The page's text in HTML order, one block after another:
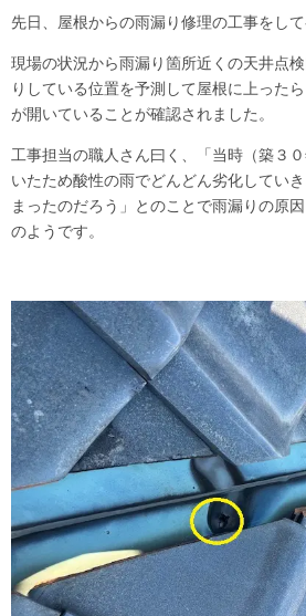
先日、屋根からの雨漏り修理の工事をして
現場の状況から雨漏り箇所近くの天井点
りしている位置を予測して屋根に上った
が開いていることが確認されました。
工事担当の職人さん曰く、「当時（築３
いたため酸性の雨でどんどん劣化してい
まったのだろう」とのことで雨漏りの原
のようです。